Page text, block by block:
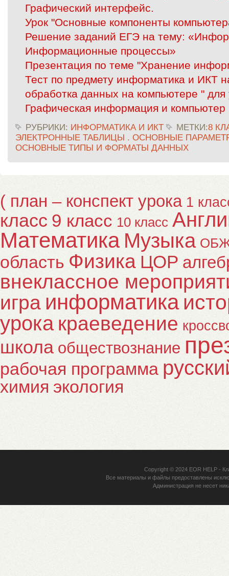
Графический интерфейс.
Урок "Основные компоненты
Решение заданий ЕГЭ на тему:
Информационные процессы»
Презентация по теме "Хранение
Тест по предмету информатика и ИКТ
обработка данных на компьютере "
Графическая информация и компьютер
РУБРИКИ: ИНФОРМАТИКА И ИКТ МЕТКИ:8
ЭЛЕКТРОННЫЕ ТАБЛИЦЫ . ОСНОВНЫЕ
ОСНОВНЫЕ ТИПЫ И ФОРМАТЫ ДАННЫХ
( план – конспект урока 1
класс 9 класс 10 класс
Математика Музыка
область Физика ЦОР
внеклассное
игра информатика
урока краеведение
школа обществознание
рабочая программа
химия экология
Copyright © 2024 EOR HELP-
Все материалы и файлы предоставлены
Администрация не несет